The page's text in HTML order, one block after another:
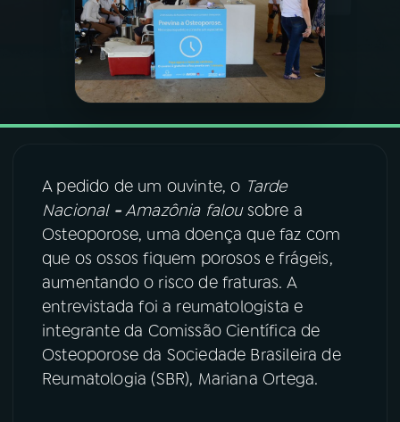
PODCASTS
VIDEOCASTS
08 FESTIVAL DE MÚSICA
ACOMPANHE A RÁDIO NACIONAL
Facebook
Instagram X
A pedido de um ouvinte, o Tarde
Nacional -Amazônia falousobre a
Osteoporose, uma doença que faz com
que os ossos fiquem porosos e frágeis,
aumentando o risco de fraturas. A
entrevistada foi a reumatologista e
integrante da Comissão Científica de
Osteoporose da Sociedade Brasileira de
Reumatologia (SBR), Mariana Ortega.